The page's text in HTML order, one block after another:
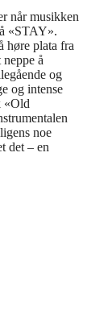
når musikken
«STAY».
høre plata fra
å
og
og intense
«Old
noe
det – en